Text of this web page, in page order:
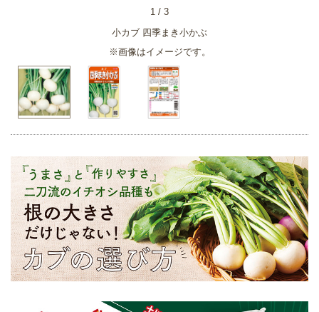
小カブ 四季まき小かぶ
※画像はイメージです。
1 / 3